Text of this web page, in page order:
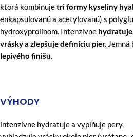
ktorá kombinujetri formy kyseliny
enkapsulovanú a acetylovanú) s
hydroxyprolínom. Intenzívne
vrásky a zlepšuje definíciu pier.
lepivého finišu
VÝHODY
intenzívne hydratuje a vyplňuje pery,